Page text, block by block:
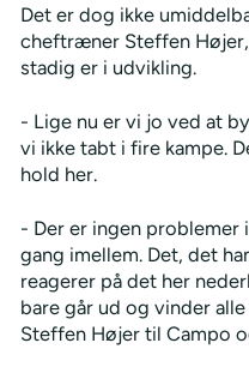
Det er dog ikke
cheftræner Steffen
stadig er i udvikling.
- Lige nu er vi jo ved at
vi ikke tabt i fire kampe.
hold her.
- Der er ingen problemer
gang imellem. Det, det
reagerer på det her
bare går ud og vinder
Steffen Højer til Campo